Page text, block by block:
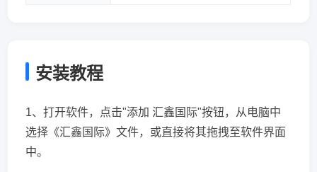
安装教程
1、打开软件，点击"添加 汇鑫国际"按钮，从电脑中
选择《汇鑫国际》文件，或直接将其拖拽至软件界面
中。